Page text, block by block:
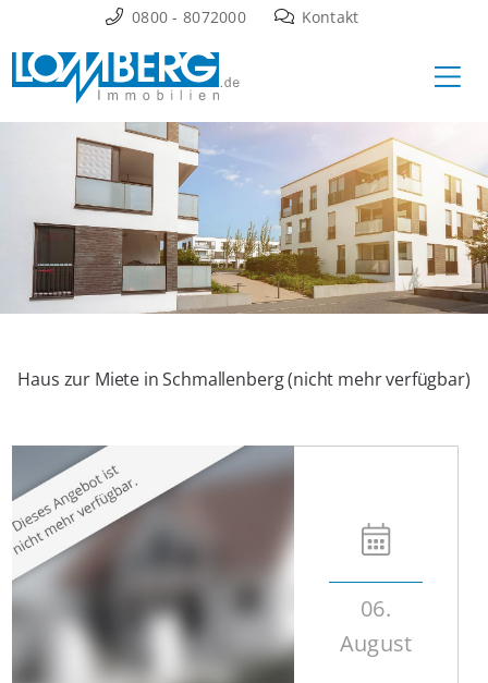
Inhalt
springen
0800 - 8072000 Kontakt
Haus zur Miete in Schmallenberg (nicht mehr verfügbar)
06.
August